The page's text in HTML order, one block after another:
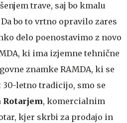
trave, saj bo kmalu
bo to vrtno opravilo zares
delo poenostavimo z novo
ki ima izjemne tehnične
znamke RAMDA, ki se
letno tradicijo, smo se
Rotarjem, komercialnim
kjer skrbi za prodajo in